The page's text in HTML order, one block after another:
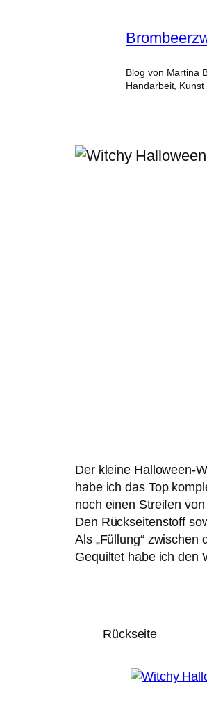
Blog von Martina
Handarbeit, Kunst
Der kleine Halloween-
habe ich das Top
noch einen Streifen
Den Rückseitenstoff
Als „Füllung“
Gequiltet habe ich den
Rückseite